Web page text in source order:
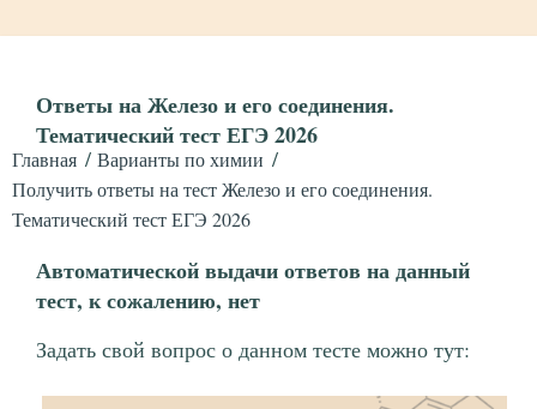
Ответы на Железо и его соединения.
Тематический тест ЕГЭ 2026
Главная
Варианты по химии
Получить ответы на тест Железо и его соединения.
Тематический тест ЕГЭ 2026
Автоматической выдачи ответов на данный
тест, к сожалению, нет
Задать свой вопрос о данном тесте можно тут: